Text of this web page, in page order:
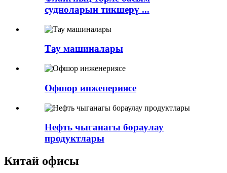
судноларын тикшерү ...
Тау машиналары
Офшор инженериясе
Нефть чыганагы бораулау
продуктлары
Китай офисы